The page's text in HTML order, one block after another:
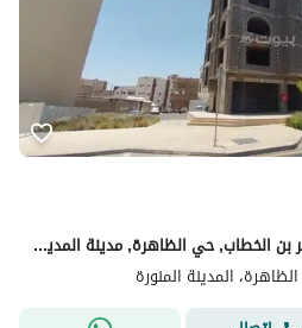
عمارة للإيجار في شارع طريق عمر بن الخطاب, حي الظاهرة, مدينة المدينة المنورة, منطقة المدينة المنورة
المدينة المنورة